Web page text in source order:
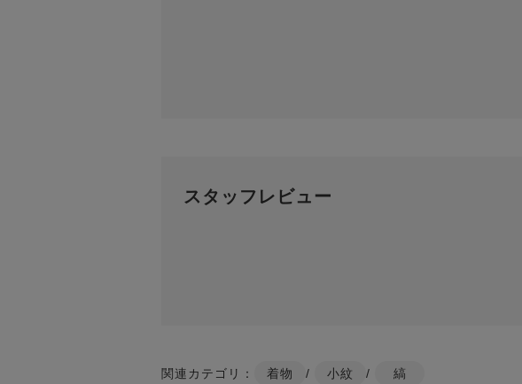
スタッフレビュー
関連カテゴリ： 着物 / 小紋 / 縞